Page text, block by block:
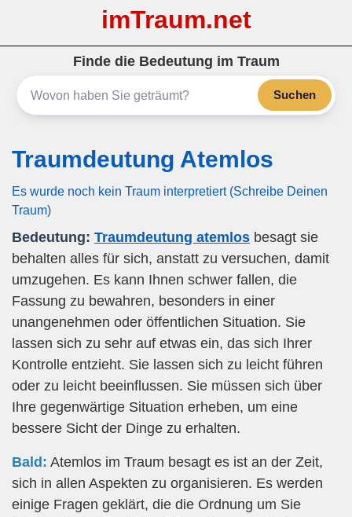
imTraum.net
Finde die Bedeutung im Traum
Suchen
Traumdeutung Atemlos
Es wurde noch kein Traum interpretiert (Schreibe Deinen
Traum)
Bedeutung: Traumdeutung atemlos besagt sie
behalten alles für sich, anstatt zu versuchen, damit
umzugehen. Es kann Ihnen schwer fallen, die
Fassung zu bewahren, besonders in einer
unangenehmen oder öffentlichen Situation. Sie
lassen sich zu sehr auf etwas ein, das sich Ihrer
Kontrolle entzieht. Sie lassen sich zu leicht führen
oder zu leicht beeinflussen. Sie müssen sich über
Ihre gegenwärtige Situation erheben, um eine
bessere Sicht der Dinge zu erhalten.
Bald: Atemlos im Traum besagt es ist an der Zeit,
sich in allen Aspekten zu organisieren. Es werden
einige Fragen geklärt, die die Ordnung um Sie